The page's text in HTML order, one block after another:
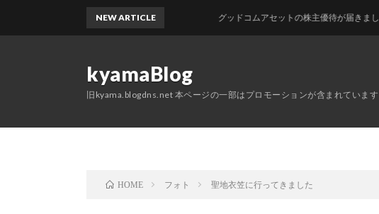
kyamaBlog
旧kyama.blogdns.net 本ページの一部はプロモーションが含まれています
NEW ARTICLE グッドコムアセットの株主優待が届きました
HOME フォト 聖地衣笠に行ってきました